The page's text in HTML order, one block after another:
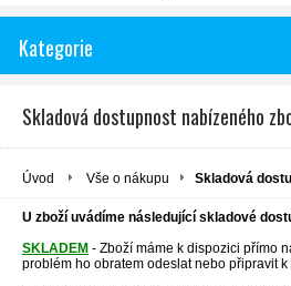
Kategorie
Skladová dostupnost nabízeného
Úvod Vše o nákupu Skladová
U zboží uvádíme následující skladové
SKLADEM - Zboží máme k dispozici přímo
problém ho obratem odeslat nebo připravit